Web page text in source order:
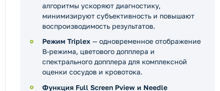
алгоритмы ускоряют диагностику,
минимизируют субъективность и повышают
воспроизводимость результатов.
Режим Triplex — одновременное отображение
B-режима, цветового допплера и
спектрального допплера для комплексной
оценки сосудов и кровотока.
Функция Full Screen Pview и Needle